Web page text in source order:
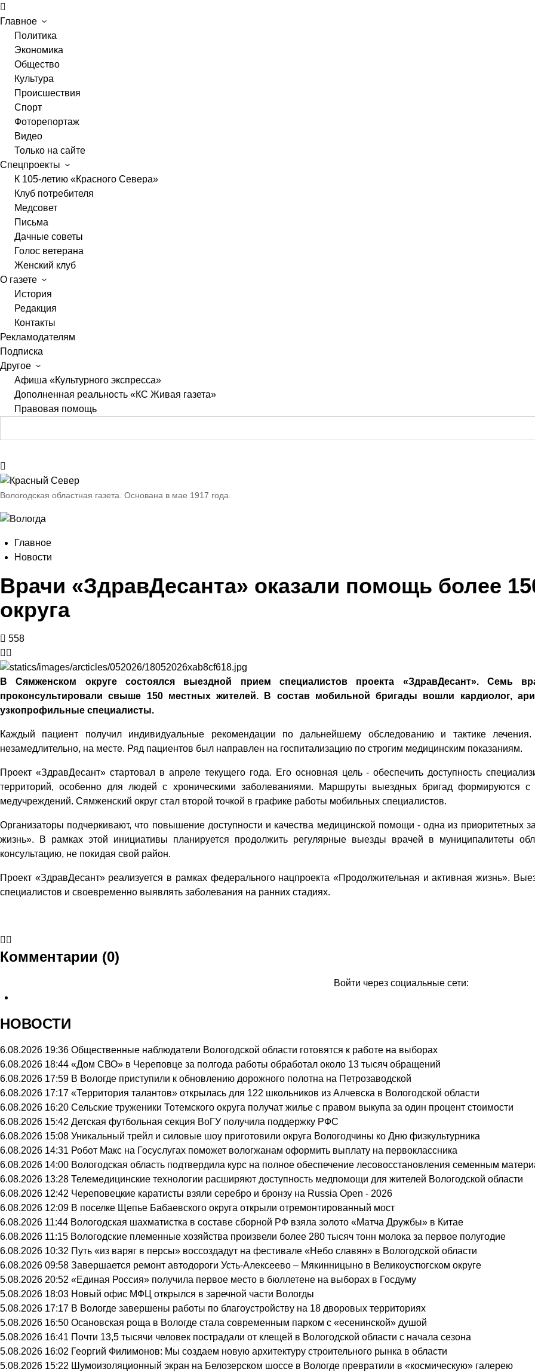
Главное
Политика
Экономика
Общество
Культура
Происшествия
Спорт
Фоторепортаж
Видео
Только на сайте
Спецпроекты
К 105-летию «Красного Севера»
Клуб потребителя
Медсовет
Письма
Дачные советы
Голос ветерана
Женский клуб
О газете
История
Редакция
Контакты
Рекламодателям
Подписка
Другое
Афиша «Культурного экспресса»
Дополненная реальность «КС Живая газета»
Правовая помощь
Вологодская областная газета. Основана в мае 1917 года.
Главное
Новости
Врачи «ЗдравДесанта» оказали помощь более
округа
558
В Сямженском округе состоялся выездной прием специалистов проекта «ЗдравДесант». Семь
проконсультировали свыше 150 местных жителей. В состав мобильной бригады вошли кардиолог,
узкопрофильные специалисты.
Каждый пациент получил индивидуальные рекомендации по дальнейшему обследованию и тактике
незамедлительно, на месте. Ряд пациентов был направлен на госпитализацию по строгим медицинским показаниям.
Проект «ЗдравДесант» стартовал в апреле текущего года. Его основная цель - обеспечить доступность
территорий, особенно для людей с хроническими заболеваниями. Маршруты выездных бригад формируются
медучреждений. Сямженский округ стал второй точкой в графике работы мобильных специалистов.
Организаторы подчеркивают, что повышение доступности и качества медицинской помощи - одна из приоритетных
жизнь». В рамках этой инициативы планируется продолжить регулярные выезды врачей в муниципалитеты
консультацию, не покидая свой район.
Проект «ЗдравДесант» реализуется в рамках федерального нацпроекта «Продолжительная и активная жизнь».
специалистов и своевременно выявлять заболевания на ранних стадиях.
Комментарии (0)
Войти через социальные сети:
НОВОСТИ
6.08.2026 19:36 Общественные наблюдатели Вологодской области готовятся к работе на выборах
6.08.2026 18:44 «Дом СВО» в Череповце за полгода работы обработал около 13 тысяч обращений
6.08.2026 17:59 В Вологде приступили к обновлению дорожного полотна на Петрозаводской
6.08.2026 17:17 «Территория талантов» открылась для 122 школьников из Алчевска в Вологодской области
6.08.2026 16:20 Сельские труженики Тотемского округа получат жилье с правом выкупа за один процент стоимости
6.08.2026 15:42 Детская футбольная секция ВоГУ получила поддержку РФС
6.08.2026 15:08 Уникальный трейл и силовые шоу приготовили округа Вологодчины ко Дню физкультурника
6.08.2026 14:31 Робот Макс на Госуслугах поможет вологжанам оформить выплату на первоклассника
6.08.2026 14:00 Вологодская область подтвердила курс на полное обеспечение лесовосстановления семенным
6.08.2026 13:28 Телемедицинские технологии расширяют доступность медпомощи для жителей Вологодской области
6.08.2026 12:42 Череповецкие каратисты взяли серебро и бронзу на Russia Open - 2026
6.08.2026 12:09 В поселке Щепье Бабаевского округа открыли отремонтированный мост
6.08.2026 11:44 Вологодская шахматистка в составе сборной РФ взяла золото «Матча Дружбы» в Китае
6.08.2026 11:15 Вологодские племенные хозяйства произвели более 280 тысяч тонн молока за первое полугодие
6.08.2026 10:32 Путь «из варяг в персы» воссоздадут на фестивале «Небо славян» в Вологодской области
6.08.2026 09:58 Завершается ремонт автодороги Усть-Алексеево – Мякинницыно в Великоустюгском округе
5.08.2026 20:52 «Единая Россия» получила первое место в бюллетене на выборах в Госдуму
5.08.2026 18:03 Новый офис МФЦ открылся в заречной части Вологды
5.08.2026 17:17 В Вологде завершены работы по благоустройству на 18 дворовых территориях
5.08.2026 16:50 Осановская роща в Вологде стала современным парком с «есенинской» душой
5.08.2026 16:41 Почти 13,5 тысячи человек пострадали от клещей в Вологодской области с начала сезона
5.08.2026 16:02 Георгий Филимонов: Мы создаем новую архитектуру строительного рынка в области
5.08.2026 15:22 Шумоизоляционный экран на Белозерском шоссе в Вологде превратили в «космическую» галерею